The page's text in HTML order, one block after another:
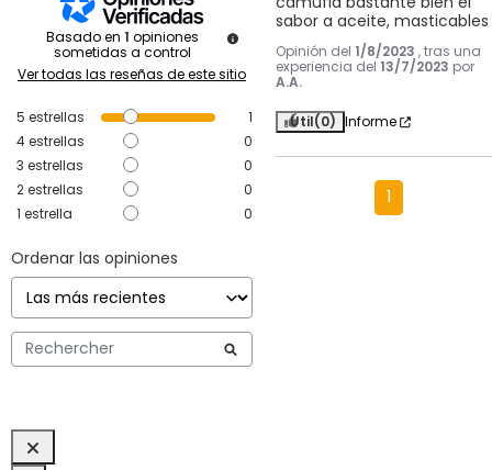
Basado en 1 opiniones
sometidas a control
Ver todas las reseñas de este sitio
5 estrellas
1
4estrellas
0
3 estrellas
0
2estrellas
0
1 estrella 0
Ordenar las opiniones
sabor a aceite, masticables
Opinión del 1/8/2023 , tras una
experiencia del 13/7/2023 por
A.A.
Útil(0) Informe
1